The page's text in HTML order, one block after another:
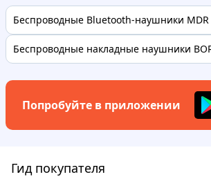
Беспроводные Bluetooth-наушники MDR
Беспроводные накладные наушники
Попробуйте в приложении
Гид покупателя